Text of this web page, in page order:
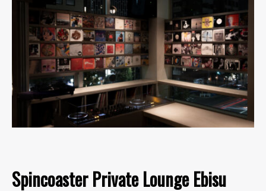
Spincoaster Private Lounge Ebisu